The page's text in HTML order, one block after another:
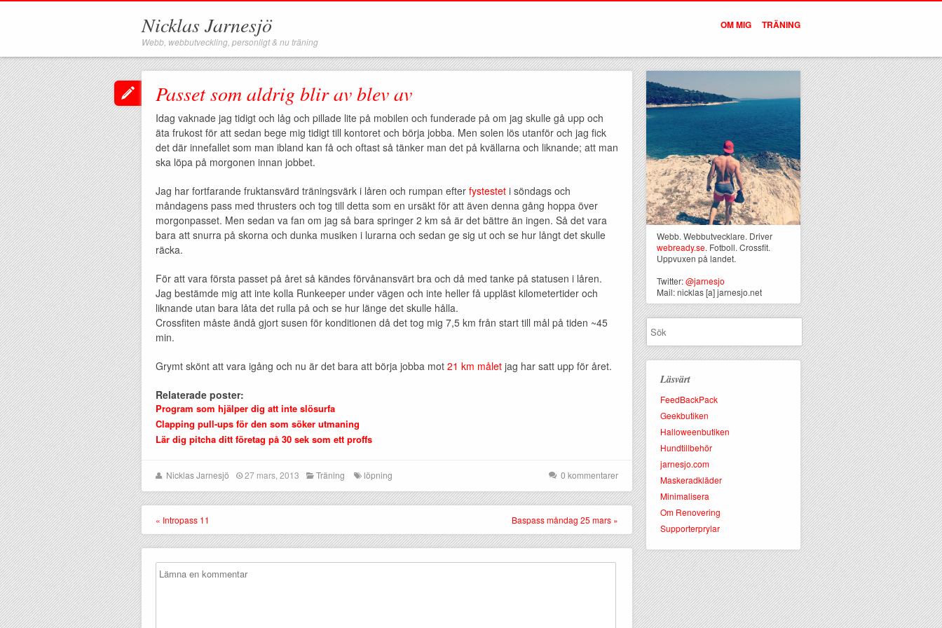
Nicklas Jarnesjö
Webb, webbutveckling, personligt & nu träning
OM MIG TRÄNING
Passet som aldrig blir av blev av
Idag vaknade jag tidigt och låg och pillade lite på mobilen och funderade på om jag skulle gå upp och
äta frukost för att sedan bege mig tidigt till kontoret och börja jobba. Men solen lös utanför och jag fick
det där innefallet som man ibland kan få och oftast så tänker man det på kvällarna och liknande; att man
ska löpa på morgonen innan jobbet.
Jag har fortfarande fruktansvärd träningsvärk i låren och rumpan efter fystestet i söndags och
måndagens pass med thrusters och tog till detta som en ursäkt för att även denna gång hoppa över
morgonpasset. Men sedan va fan om jag så bara springer 2 km så är det bättre än ingen. Så det vara
bara att snurra på skorna och dunka musiken i lurarna och sedan ge sig ut och se hur långt det skulle
räcka.
För att vara första passet på året så kändes förvånansvärt bra och då med tanke på statusen i låren.
Jag bestämde mig att inte kolla Runkeeper under vägen och inte heller få uppläst kilometertider och
liknande utan bara låta det rulla på och se hur länge det skulle hålla.
Crossfiten måste ändå gjort susen för konditionen då det tog mig 7,5 km från start till mål på tiden ~45
min.
Grymt skönt att vara igång och nu är det bara att börja jobba mot 21 km målet jag har satt upp för året.
Relaterade poster:
Program som hjälper dig att inte slösurfa
Clapping pull-ups för den som söker utmaning
Lär dig pitcha ditt företag på 30 sek som ett proffs
Nicklas Jarnesjö 27 mars, 2013 Träning löpning 0 kommentarer
Baspass måndag 25 mars »
« Intropass 11
Webb. Webbutvecklare. Driver
webready.se. Fotboll. Crossfit.
Uppvuxen på landet.
Twitter:@jarnesjo
Mail: nicklas [a] jarnesjo.net
Läsvärt
FeedBackPack
Geekbutiken
Halloweenbutiken
Hundtillbehör
jarnesjo.com
Maskeradkläder
Minimalisera
Om Renovering
Supporterprylar